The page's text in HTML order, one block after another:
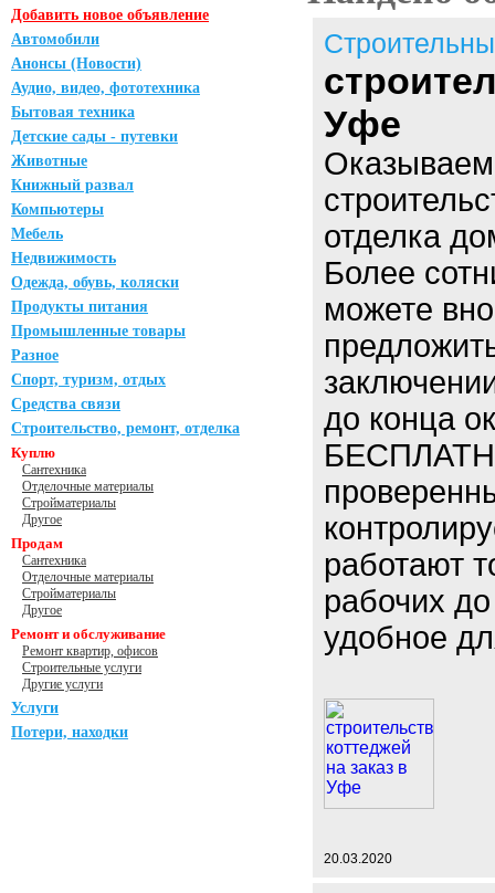
Добавить новое объявление
Автомобили
Анонсы (Новости)
Аудио, видео, фототехника
Бытовая техника
Детские сады - путевки
Животные
Книжный развал
Компьютеры
Мебель
Недвижимость
Одежда, обувь, коляски
Продукты питания
Промышленные товары
Разное
Спорт, туризм, отдых
Средства связи
Строительство, ремонт, отделка
Куплю
Сантехника
Отделочные материалы
Стройматериалы
Другое
Продам
Сантехника
Отделочные материалы
Стройматериалы
Другое
Ремонт и обслуживание
Ремонт квартир, офисов
Строительные услуги
Другие услуги
Услуги
Потери, находки
Уфе
Оказываем
отделка
Более
можете
до конца
работают
рабочих
удобное
20.03.2020